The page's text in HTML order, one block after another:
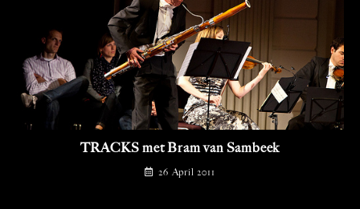
TRACKS met Bram van Sambeek
26 April 2011